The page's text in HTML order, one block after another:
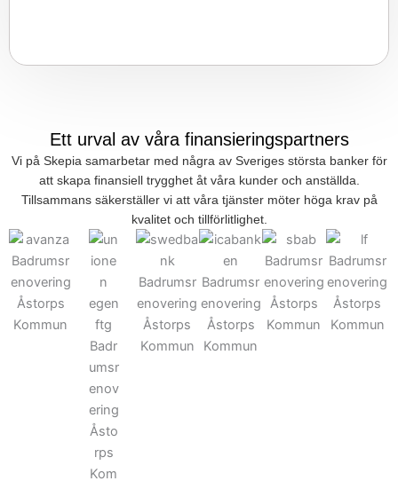
Ett urval av våra finansieringspartners
Vi på Skepia samarbetar med några av Sveriges största banker för
att skapa finansiell trygghet åt våra kunder och anställda.
Tillsammans säkerställer vi att våra tjänster möter höga krav på
kvalitet och tillförlitlighet.